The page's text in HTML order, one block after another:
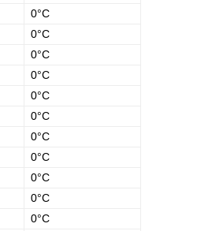
0°C
0°C
0°C
0°C
0°C
0°C
0°C
0°C
0°C
0°C
0°C